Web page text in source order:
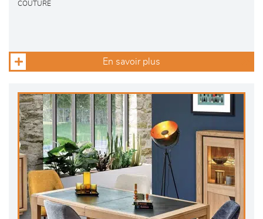
COUTURE
En savoir plus